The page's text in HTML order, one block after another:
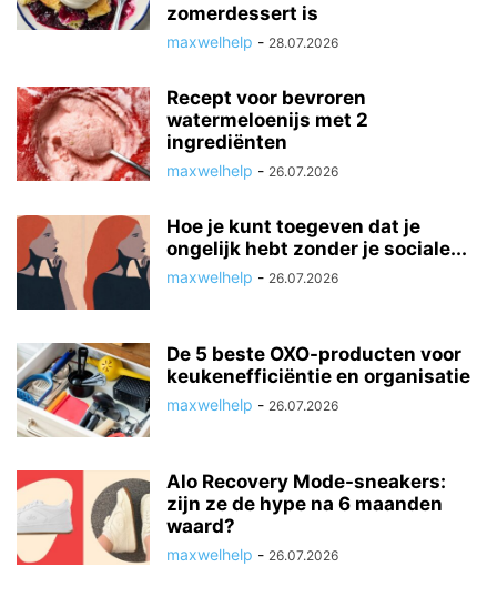
zomerdessert is
maxwelhelp - 28.07.2026
Recept voor bevroren
watermeloenijs met 2
ingrediënten
maxwelhelp - 26.07.2026
Hoe je kunt toegeven dat je
ongelijk hebt zonder je sociale...
maxwelhelp - 26.07.2026
De 5 beste OXO-producten voor
keukenefficiëntie en organisatie
maxwelhelp - 26.07.2026
Alo Recovery Mode-sneakers:
zijn ze de hype na 6 maanden
waard?
maxwelhelp - 26.07.2026